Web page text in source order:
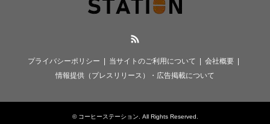
プライバシーポリシー 当サイトのご利用について
会社概要
情報提供（プレスリリース）・広告掲載について
© コーヒーステーション. All Rights Reserved.